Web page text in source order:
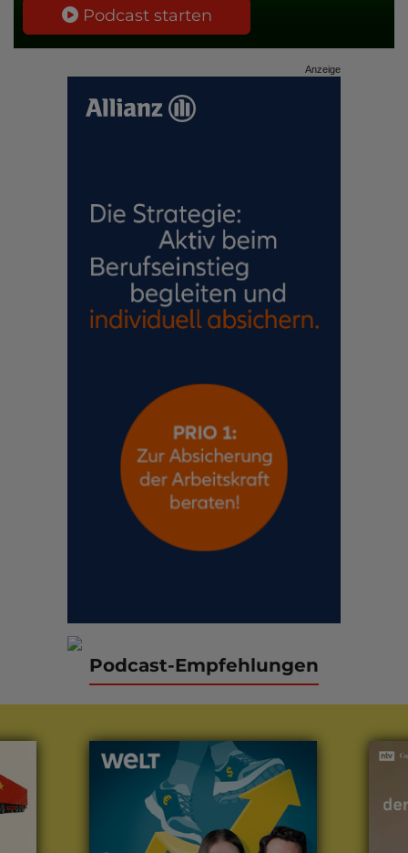
Podcast starten
Anzeige
Podcast-Empfehlungen